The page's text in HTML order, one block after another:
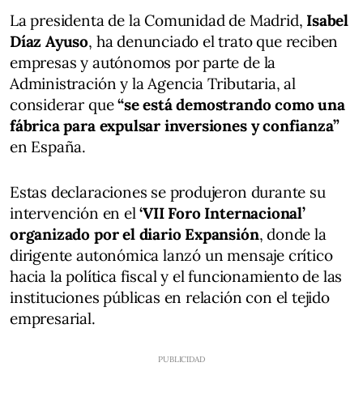
La presidenta de la Comunidad de Madrid, Isabel
Díaz Ayuso, ha denunciado el trato que reciben
empresas y autónomos por parte de la
Administración y la Agencia Tributaria, al
considerar que“se está demostrando como una
fábrica para expulsar inversiones y confianza”
en España.
Estas declaraciones se produjeron durante su
intervención en el‘VII Foro Internacional’
organizado por el diario Expansión, donde la
dirigente autonómica lanzó un mensaje crítico
hacia la política fiscal y el funcionamiento de las
instituciones públicas en relación con el tejido
empresarial.